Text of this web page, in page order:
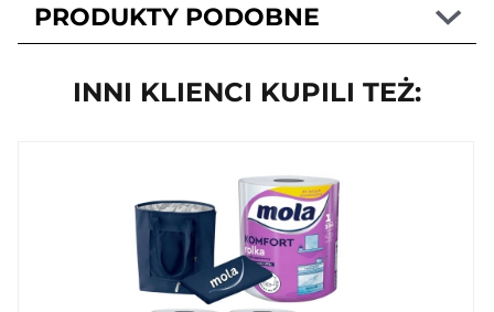
PRODUKTY PODOBNE
INNI KLIENCI KUPILI TEŻ: